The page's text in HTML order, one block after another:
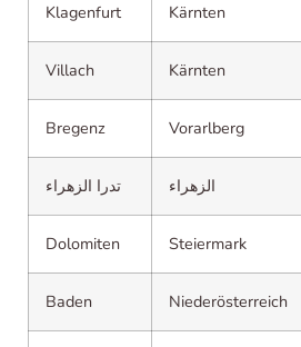
Klagenfurt Kärnten
Villach Kärnten
Bregenz Vorarlberg
تدرا الزهراء الزهراء
Dolomiten Steiermark
Baden Niederösterreich